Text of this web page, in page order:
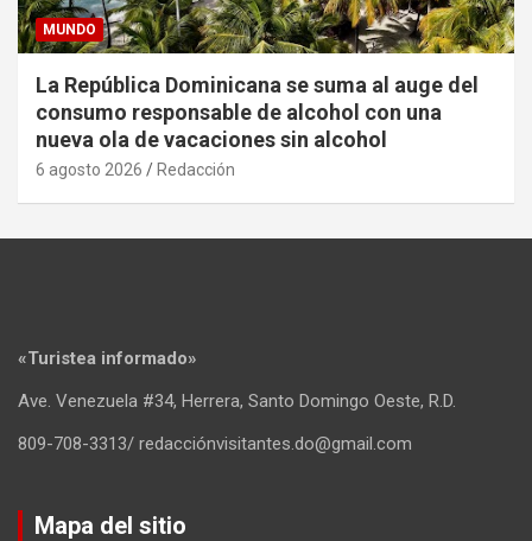
MUNDO
La República Dominicana se suma al auge del
consumo responsable de alcohol con una
nueva ola de vacaciones sin alcohol
6 agosto 2026 Redacción
«Turistea informado»
Ave. Venezuela #34, Herrera, Santo Domingo Oeste, R.D.
809-708-3313/ redacciónvisitantes.do@gmail.com
Mapa del sitio